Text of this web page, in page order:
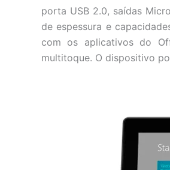
porta USB 2.0, saídas
de espessura e
com os aplicativos do
multitoque. O dispositivo